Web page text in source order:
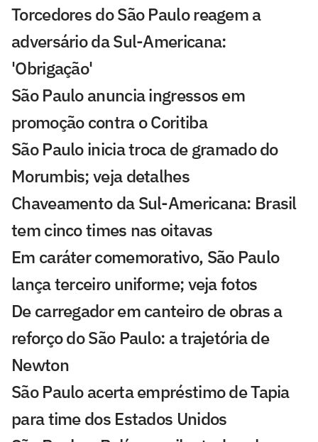
Torcedores do São Paulo reagem a
adversário da Sul-Americana:
'Obrigação'
São Paulo anuncia ingressos em
promoção contra o Coritiba
São Paulo inicia troca de gramado do
Morumbis; veja detalhes
Chaveamento da Sul-Americana: Brasil
tem cinco times nas oitavas
Em caráter comemorativo, São Paulo
lança terceiro uniforme; veja fotos
De carregador em canteiro de obras a
reforço do São Paulo: a trajetória de
Newton
São Paulo acerta empréstimo de Tapia
para time dos Estados Unidos